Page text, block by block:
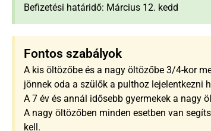
Befizetési határidő: Március 12. kedd
Fontos szabályok
A kis öltözőbe és a nagy öltözőbe 3/4-kor
jönnek oda a szülők a pulthoz lejelentkezni
A 7 év és annál idősebb gyermekek a nagy
A nagy öltözőben minden esetben van
kell.